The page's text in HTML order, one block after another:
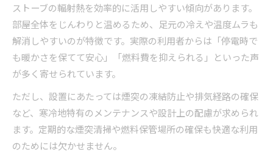
ストーブの輻射熱を効率的に活用しやすい傾向があります。
部屋全体をじんわりと温めるため、足元の冷えや温度ムラも
解消しやすいのが特徴です。実際の利用者からは「停電時で
も暖かさを保てて安心」「燃料費を抑えられる」といった声
が多く寄せられています。
ただし、設置にあたっては煙突の凍結防止や排気経路の確保
など、寒冷地特有のメンテナンスや設計上の配慮が求められ
ます。定期的な煙突清掃や燃料保管場所の確保も快適な利用
のためには欠かせません。